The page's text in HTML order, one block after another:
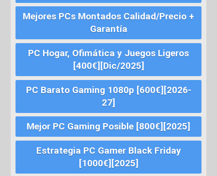
Mejores PCs Montados Calidad/Precio +
Garantía
PC Hogar, Ofimática y Juegos Ligeros
[400€][Dic/2025]
PC Barato Gaming 1080p [600€][2026-
27]
Mejor PC Gaming Posible [800€][2025]
Estrategia PC Gamer Black Friday
[1000€][2025]